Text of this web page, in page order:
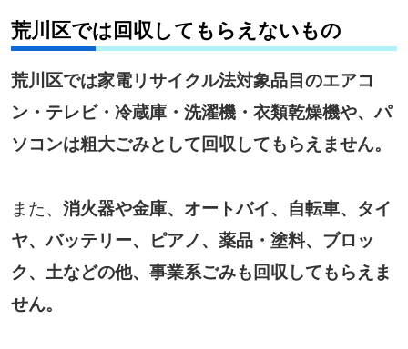
荒川区では回収してもらえないもの
荒川区では家電リサイクル法対象品目のエアコ
ン・テレビ・冷蔵庫・洗濯機・衣類乾燥機や、パ
ソコンは粗大ごみとして回収してもらえません。
また、 消火器や金庫、オートバイ、自転車、タイ
ヤ、バッテリー、ピアノ、薬品・塗料、ブロッ
ク、土などの他、事業系ごみも回収してもらえま
せん。